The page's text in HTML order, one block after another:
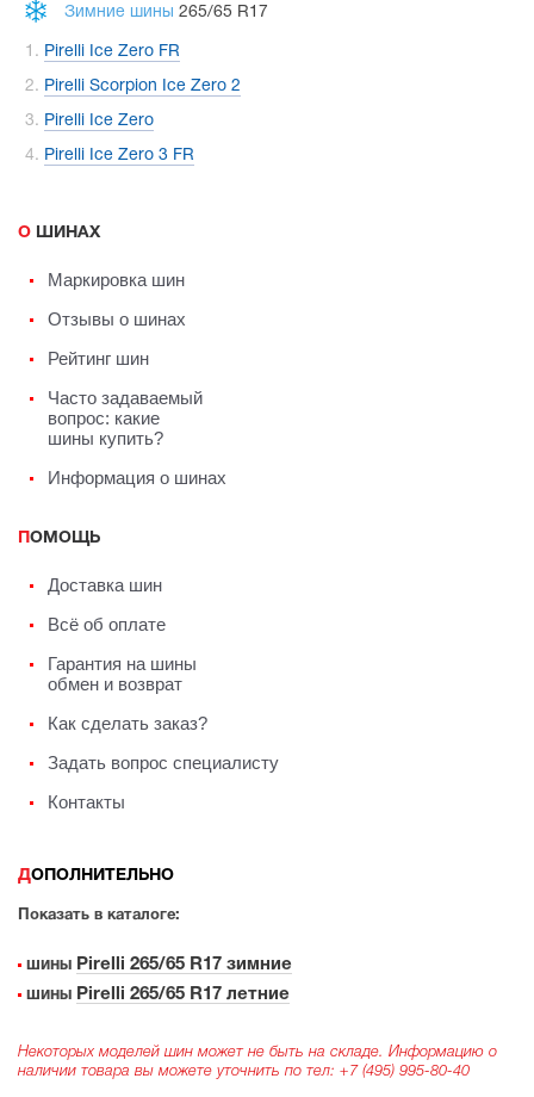
Зимние шины 265/65 R17
Pirelli Ice Zero FR
Pirelli Scorpion Ice Zero 2
Pirelli Ice Zero
Pirelli Ice Zero 3 FR
О ШИНАХ
Маркировка шин
Отзывы о шинах
Рейтинг шин
Часто задаваемый
вопрос: какие
шины купить?
Информация о шинах
ПОМОЩЬ
Доставка шин
Всё об оплате
Гарантия на шины
обмен и возврат
Как сделать заказ?
Задать вопрос специалисту
Контакты
ДОПОЛНИТЕЛЬНО
Показать в каталоге:
шины Pirelli 265/65 R17 зимние
шины Pirelli 265/65 R17 летние
Некоторых моделей шин может не быть на складе. Информацию о
наличии товара вы можете уточнить по тел: +7 (495) 995-80-40